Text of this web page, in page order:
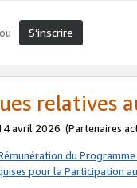
ou S’inscrire
relatives
avril 2026 (Partenaires
du
pour la Participation